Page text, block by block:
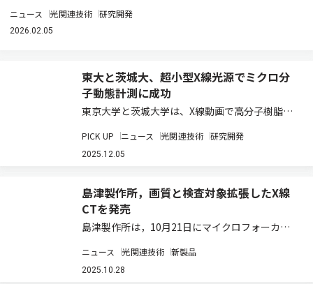
ニュース 光関連技術 研究開発
2026.02.05
東大と茨城大、超小型X線光源でミクロ分
子動態計測に成功
東京大学と茨城大学は、X線動画で高分子樹脂内
「透過 X 線明滅法（TXB）」を開発した（ニュー
スリリース）。 X線透過像は臨床ではレントゲン
PICK UP ニュース 光関連技術 研究開発
2025.12.05
島津製作所，画質と検査対象拡張したX線
CTを発売
島津製作所は，10月21日にマイクロフォーカスX
ュースリリース）。希望販売価格は，1億1495万
円（税込み）。 マイクロフォーカスX線CTシステ
ニュース 光関連技術 新製品
2025.10.28